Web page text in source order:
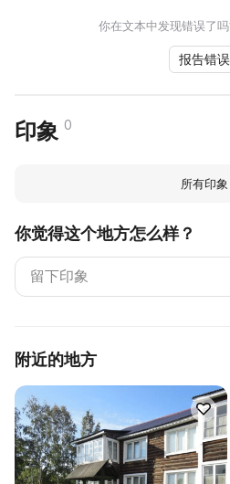
你在文本中发现错误了
报告错误
印象 0
所有印象
你觉得这个地方怎么样？
附近的地方